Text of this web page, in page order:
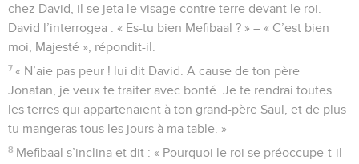
chez David, il se jeta le visage contre terre devant le roi.
David l’interrogea : « Es-tu bien Mefibaal ? » – « C’est bien
moi, Majesté », répondit-il.
7 « N’aie pas peur ! lui dit David. A cause de ton père
Jonatan, je veux te traiter avec bonté. Je te rendrai toutes
les terres qui appartenaient à ton grand-père Saül, et de plus
tu mangeras tous les jours à ma table. »
8 Mefibaal s’inclina et dit : « Pourquoi le roi se préoccupe-t-il